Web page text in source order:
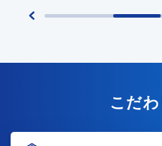
こだ